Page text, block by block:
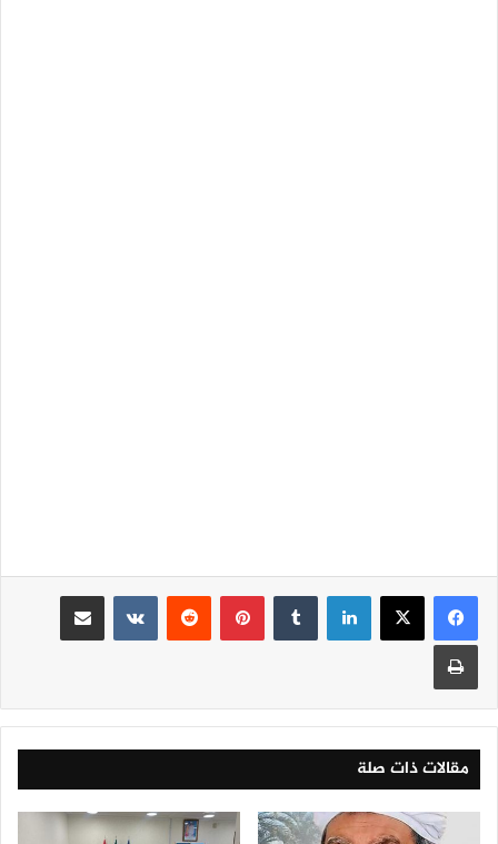
لينكدإن بينتيريست
مقالات ذات صلة